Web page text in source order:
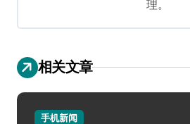
理。
相关文章
手机新闻